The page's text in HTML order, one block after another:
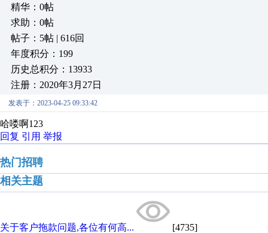
精华：0帖
求助：0帖
帖子：5帖 | 616回
年度积分：199
历史总积分：13933
注册：2020年3月27日
发表于：2023-04-25 09:33:42
哈喽啊123
回复 引用 举报
热门招聘
相关主题
关于客户拖款问题,各位有何高... [4735]